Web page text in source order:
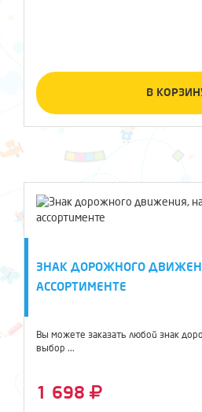
В
ЗНАК ДОРОЖНОГО
АССОРТИМЕНТЕ
Вы можете заказать любой знак
выбор ...
1 698